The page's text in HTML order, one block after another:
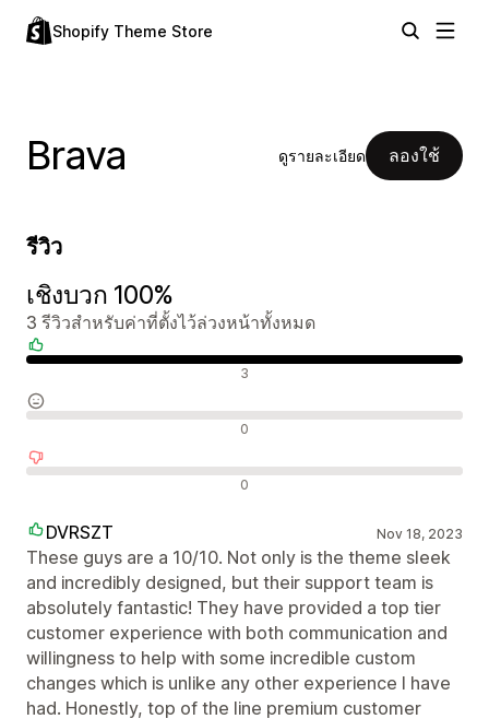
Shopify Theme Store
Brava ดูรายละเอียด ลองใช้
รีวิว
เชิงบวก 100%
3 รีวิวสำหรับค่าที่ตั้งไว้ล่วงหน้าทั้งหมด
3
0
0
DVRSZT Nov 18, 2023
These guys are a 10/10. Not only is the theme sleek
and incredibly designed, but their support team is
absolutely fantastic! They have provided a top tier
customer experience with both communication and
willingness to help with some incredible custom
changes which is unlike any other experience I have
had. Honestly, top of the line premium customer